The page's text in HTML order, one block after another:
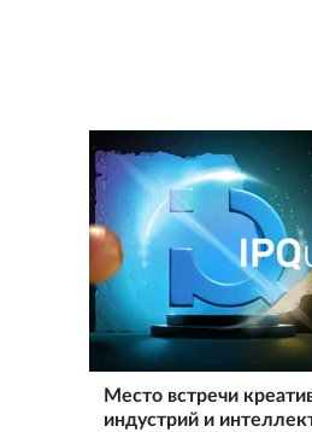
Место встречи
индустрий и